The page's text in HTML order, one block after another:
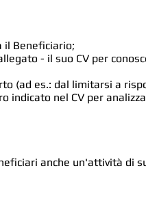
il Beneficiario;
- il suo CV per
(ad es.: dal limitarsi a
indicato nel CV per
anche un'attività di